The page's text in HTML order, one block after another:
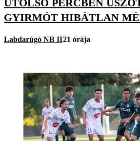
UTOLSÓ PERCBEN
GYIRMÓT HIBÁTLAN
Labdarúgó NB II21 órája